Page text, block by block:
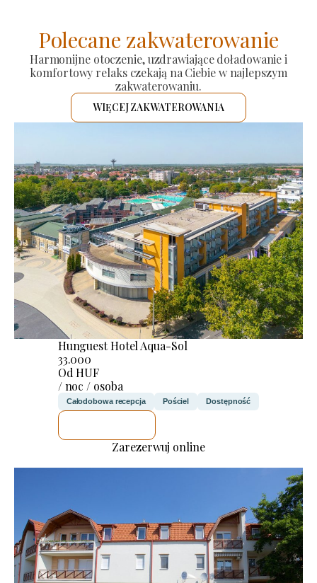
Polecane zakwaterowanie
Harmonijne otoczenie, uzdrawiające doładowanie i
komfortowy relaks czekają na Ciebie w najlepszym
zakwaterowaniu.
WIĘCEJ ZAKWATEROWANIA
Hunguest Hotel Aqua-Sol
33.000
Od HUF
/ noc / osoba
Całodobowa recepcja Pościel Dostępność
Zarezerwuj online